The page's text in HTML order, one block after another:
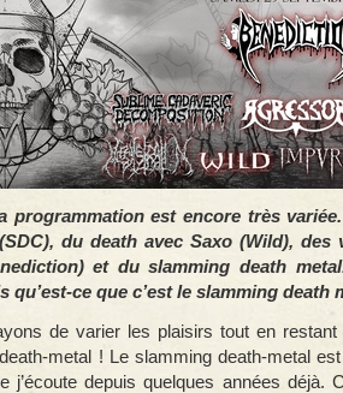
programmation est encore très
du death avec Saxo (Wild), des
et du slamming death
qu’est-ce que c’est le slamming death
de varier les plaisirs tout en
metal ! Le slamming death-metal
j’écoute depuis quelques années déjà.